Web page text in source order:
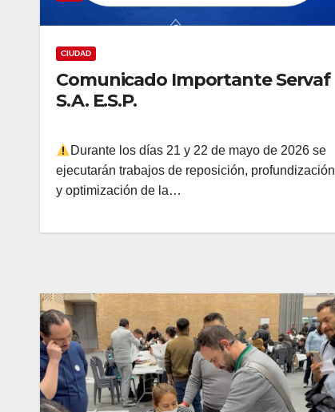
CIUDAD
Comunicado Importante Servaf
S.A. E.S.P.
Durante los días 21 y 22 de mayo de 2026 se
ejecutarán trabajos de reposición, profundización
y optimización de la…